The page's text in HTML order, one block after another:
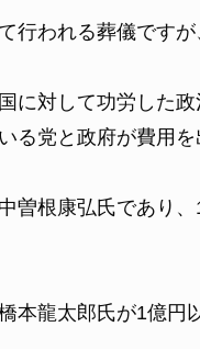
行われる葬儀ですが
に対して功労した
る党と政府が費用を
曽根康弘氏であり
本龍太郎氏が1億円